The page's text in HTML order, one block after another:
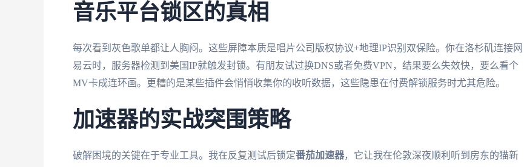
音乐平台锁区的真相
每次看到灰色歌单都让人胸闷。这些屏障本质是唱片公司版权协议+地理IP识别双保险。你在洛杉矶连接网
易云时，服务器检测到美国IP就触发封锁。有朋友试过换DNS或者免费VPN，结果要么失效快，要么看个
MV卡成连环画。更糟的是某些插件会悄悄收集你的收听数据，这些隐患在付费解锁服务时尤其危险。
加速器的实战突围策略
破解困境的关键在于专业工具。我在反复测试后锁定番茄加速器，它让我在伦敦深夜顺利听到房东的猫新